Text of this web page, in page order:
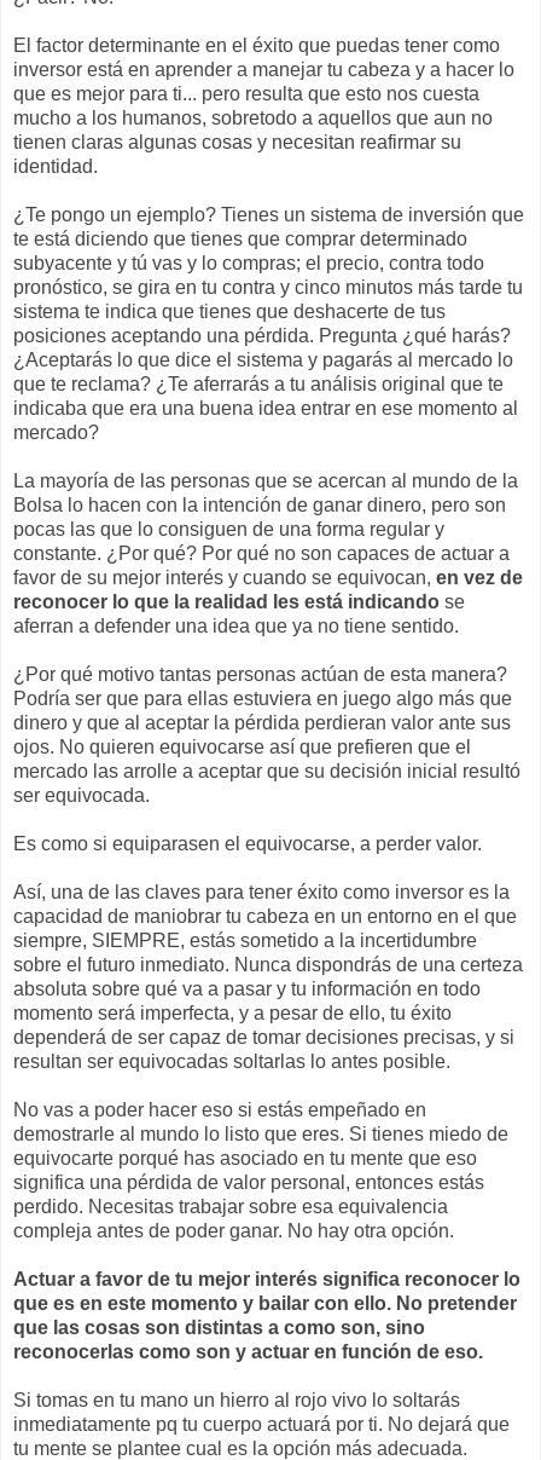
El factor determinante en el éxito que puedas tener como
inversor está en aprender a manejar tu cabeza y a hacer lo
que es mejor para ti... pero resulta que esto nos cuesta
mucho a los humanos, sobretodo a aquellos que aun no
tienen claras algunas cosas y necesitan reafirmar su
identidad.
¿Te pongo un ejemplo? Tienes un sistema de inversión que
te está diciendo que tienes que comprar determinado
subyacente y tú vas y lo compras; el precio, contra todo
pronóstico, se gira en tu contra y cinco minutos más tarde tu
sistema te indica que tienes que deshacerte de tus
posiciones aceptando una pérdida. Pregunta ¿qué harás?
¿Aceptarás lo que dice el sistema y pagarás al mercado lo
que te reclama? ¿Te aferrarás a tu análisis original que te
indicaba que era una buena idea entrar en ese momento al
mercado?
La mayoría de las personas que se acercan al mundo de la
Bolsa lo hacen con la intención de ganar dinero, pero son
pocas las que lo consiguen de una forma regular y
constante. ¿Por qué? Por qué no son capaces de actuar a
favor de su mejor interés y cuando se equivocan, en vez de
reconocer lo que la realidad les está indicando se
aferran a defender una idea que ya no tiene sentido.
¿Por qué motivo tantas personas actúan de esta manera?
Podría ser que para ellas estuviera en juego algo más que
dinero y que al aceptar la pérdida perdieran valor ante sus
ojos. No quieren equivocarse así que prefieren que el
mercado las arrolle a aceptar que su decisión inicial resultó
ser equivocada.
Es como si equiparasen el equivocarse, a perder valor.
Así, una de las claves para tener éxito como inversor es la
capacidad de maniobrar tu cabeza en un entorno en el que
siempre, SIEMPRE, estás sometido a la incertidumbre
sobre el futuro inmediato. Nunca dispondrás de una certeza
absoluta sobre qué va a pasar y tu información en todo
momento será imperfecta, y a pesar de ello, tu éxito
dependerá de ser capaz de tomar decisiones precisas, y si
resultan ser equivocadas soltarlas lo antes posible.
No vas a poder hacer eso si estás empeñado en
demostrarle al mundo lo listo que eres. Si tienes miedo de
equivocarte porqué has asociado en tu mente que eso
significa una pérdida de valor personal, entonces estás
perdido. Necesitas trabajar sobre esa equivalencia
compleja antes de poder ganar. No hay otra opción.
Actuar a favor de tu mejor interés significa reconocer lo
que es en este momento y bailar con ello. No pretender
que las cosas son distintas a como son, sino
reconocerlas como son y actuar en función de eso.
Si tomas en tu mano un hierro al rojo vivo lo soltarás
inmediatamente pq tu cuerpo actuará por ti. No dejará que
tu mente se plantee cual es la opción más adecuada.